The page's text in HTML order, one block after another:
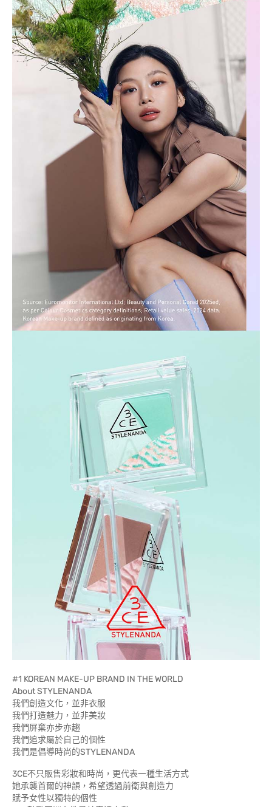
#1 KOREAN MAKE-UP BRAND IN THE WORLD
About STYLENANDA
我們創造文化，並非衣服
我們打造魅力，並非美妝
我們屏棄亦步亦趨
我們追求屬於自己的個性
我們是倡導時尚的STYLENANDA
3CE不只販售彩妝和時尚，更代表一種生活方式
她承襲首爾的神韻，希望透過前衛與創造力
賦予女性以獨特的個性